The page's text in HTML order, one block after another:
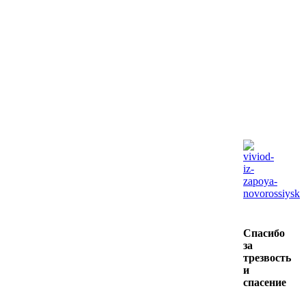
Спасибо
за
трезвость
и
спасение